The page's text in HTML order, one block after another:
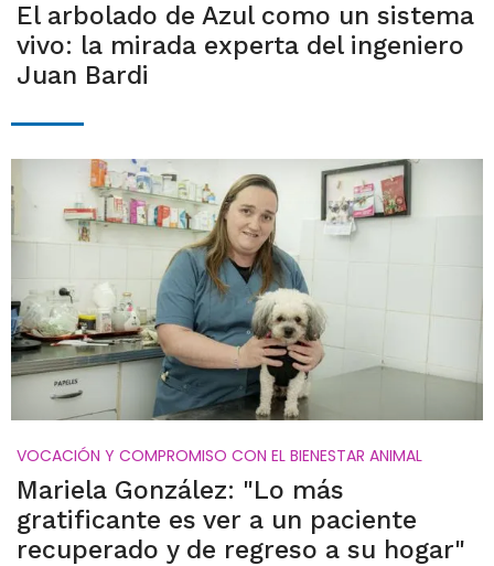
El arbolado de Azul como un sistema
vivo: la mirada experta del ingeniero
Juan Bardi
VOCACIÓN Y COMPROMISO CON EL BIENESTAR ANIMAL
Mariela González: "Lo más
gratificante es ver a un paciente
recuperado y de regreso a su hogar"